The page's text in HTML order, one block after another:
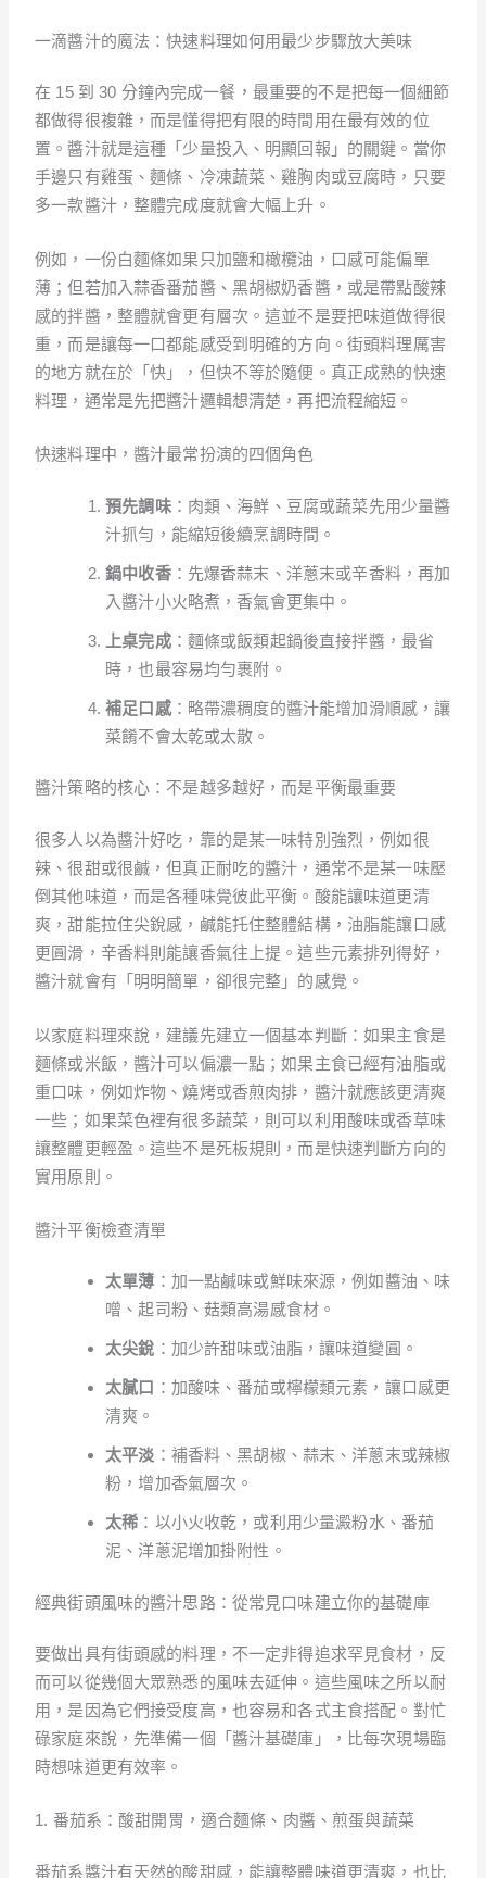
一滴醬汁的魔法：快速料理如何用最少步驟放大美味
在 15 到 30 分鐘內完成一餐，最重要的不是把每一個細節
都做得很複雜，而是懂得把有限的時間用在最有效的位
置。醬汁就是這種「少量投入、明顯回報」的關鍵。當你
手邊只有雞蛋、麵條、冷凍蔬菜、雞胸肉或豆腐時，只要
多一款醬汁，整體完成度就會大幅上升。
例如，一份白麵條如果只加鹽和橄欖油，口感可能偏單
薄；但若加入蒜香番茄醬、黑胡椒奶香醬，或是帶點酸辣
感的拌醬，整體就會更有層次。這並不是要把味道做得很
重，而是讓每一口都能感受到明確的方向。街頭料理厲害
的地方就在於「快」，但快不等於隨便。真正成熟的快速
料理，通常是先把醬汁邏輯想清楚，再把流程縮短。
快速料理中，醬汁最常扮演的四個角色
預先調味：肉類、海鮮、豆腐或蔬菜先用少量醬
汁抓勻，能縮短後續烹調時間。
鍋中收香：先爆香蒜末、洋蔥末或辛香料，再加
入醬汁小火略煮，香氣會更集中。
上桌完成：麵條或飯類起鍋後直接拌醬，最省
時，也最容易均勻裹附。
補足口感：略帶濃稠度的醬汁能增加滑順感，讓
菜餚不會太乾或太散。
醬汁策略的核心：不是越多越好，而是平衡最重要
很多人以為醬汁好吃，靠的是某一味特別強烈，例如很
辣、很甜或很鹹，但真正耐吃的醬汁，通常不是某一味壓
倒其他味道，而是各種味覺彼此平衡。酸能讓味道更清
爽，甜能拉住尖銳感，鹹能托住整體結構，油脂能讓口感
更圓滑，辛香料則能讓香氣往上提。這些元素排列得好，
醬汁就會有「明明簡單，卻很完整」的感覺。
以家庭料理來說，建議先建立一個基本判斷：如果主食是
麵條或米飯，醬汁可以偏濃一點；如果主食已經有油脂或
重口味，例如炸物、燒烤或香煎肉排，醬汁就應該更清爽
一些；如果菜色裡有很多蔬菜，則可以利用酸味或香草味
讓整體更輕盈。這些不是死板規則，而是快速判斷方向的
實用原則。
醬汁平衡檢查清單
太單薄 ：加一點鹹味或鮮味來源，例如醬油、味
噌、起司粉、菇類高湯感食材。
太尖銳 ：加少許甜味或油脂，讓味道變圓。
太膩口 ：加酸味、番茄或檸檬類元素，讓口感更
清爽。
太平淡 ：補香料、黑胡椒、蒜末、洋蔥末或辣椒
粉，增加香氣層次。
太稀 ：以小火收乾，或利用少量澱粉水、番茄
泥、洋蔥泥增加掛附性。
經典街頭風味的醬汁思路：從常見口味建立你的基礎庫
要做出具有街頭感的料理，不一定非得追求罕見食材，反
而可以從幾個大眾熟悉的風味去延伸。這些風味之所以耐
用，是因為它們接受度高，也容易和各式主食搭配。對忙
碌家庭來說，先準備一個「醬汁基礎庫」，比每次現場臨
時想味道更有效率。
1. 番茄系：酸甜開胃，適合麵條、肉醬、煎蛋與蔬菜
番茄系醬汁有天然的酸甜感，能讓整體味道更清爽，也比